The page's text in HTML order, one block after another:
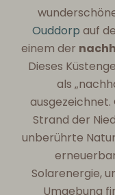
Ouddorp auf
einem der
Dieses
als
Strand der
unberührte
Solarenergie,
Umgebung